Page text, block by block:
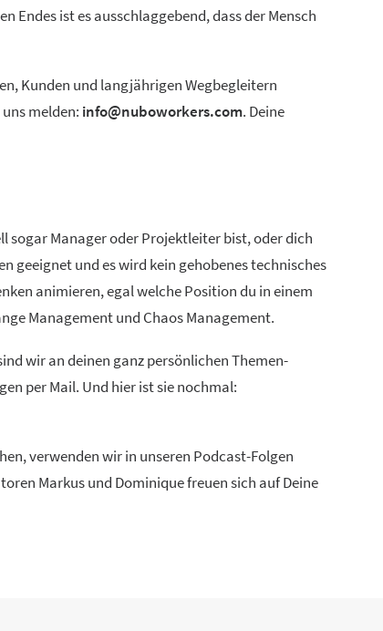
Endes ist es ausschlaggebend, dass der Mensch
Kunden und langjährigen Wegbegleitern
melden: info@nuboworkers.com. Deine
sogar Manager oder Projektleiter bist, oder dich
geeignet und es wird kein gehobenes technisches
animieren, egal welche Position du in einem
Management und Chaos Management.
wir an deinen ganz persönlichen Themen-
per Mail. Und hier ist sie nochmal:
verwenden wir in unseren Podcast-Folgen
Markus und Dominique freuen sich auf Deine